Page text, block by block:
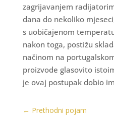
zagrijavanjem
dana do nekoliko
s uobičajenom
nakon toga, postižu
načinom na
proizvode glasovito
je ovaj postupak dobio
← Prethodni pojam